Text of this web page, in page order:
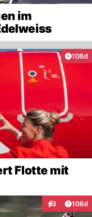
im
106d
Flotte mit
3
Interaktionen
106d